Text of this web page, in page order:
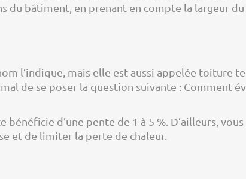
du bâtiment, en prenant en compte la largeur
l’indique, mais elle est aussi appelée toiture
de se poser la question suivante : Comment
d’une pente de 1 à 5 %. D’ailleurs,
et de limiter la perte de chaleur.